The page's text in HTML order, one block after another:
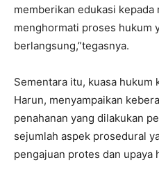
memberikan edukasi kepada
menghormati proses hukum
berlangsung,”tegasnya.
Sementara itu, kuasa hukum
Harun, menyampaikan
penahanan yang dilakukan
sejumlah aspek prosedural
pengajuan protes dan upaya